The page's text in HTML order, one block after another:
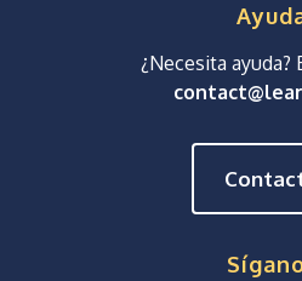
¿Necesita ayuda?